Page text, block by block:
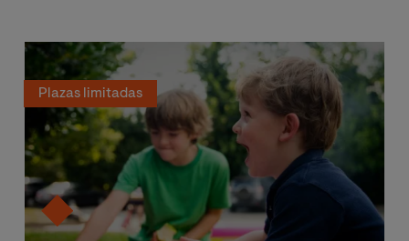
Plazas limitadas